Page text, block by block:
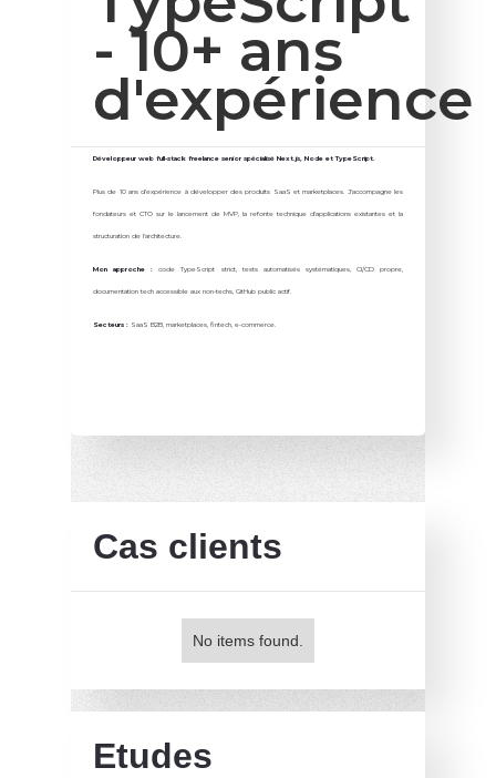
- 10+ ans
d'expérience
Développeur web full-stack freelance senior spécialisé Next.js, Node et TypeScript.
Plus de 10 ans d'expérience à développer des produits SaaS et marketplaces. J'accompagne les
fondateurs et CTO sur le lancement de MVP, la refonte technique d'applications existantes et la
structuration de l'architecture.
Mon approche : code TypeScript strict, tests automatisés systématiques, CI/CD propre,
documentation tech accessible aux non-techs, GitHub public actif.
Secteurs : SaaS B2B, marketplaces, fintech, e-commerce.
Cas clients
No items found.
Etudes